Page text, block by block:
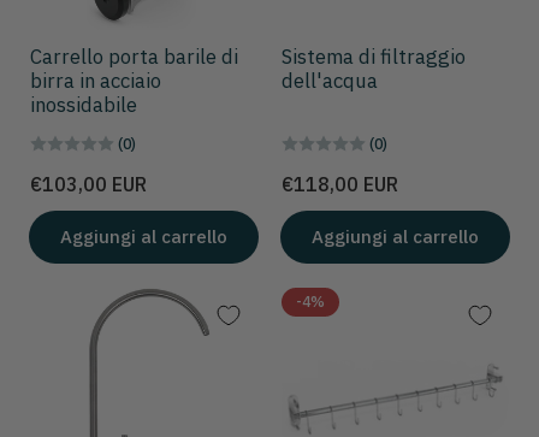
Carrello porta barile di
birra in acciaio
inossidabile
(0)
Prezzo
€103,00 EUR
Aggiungi al carrello
Sistema di filtraggio
dell'acqua
(0)
Prezzo
€118,00 EUR
Aggiungi al carrello
-4%